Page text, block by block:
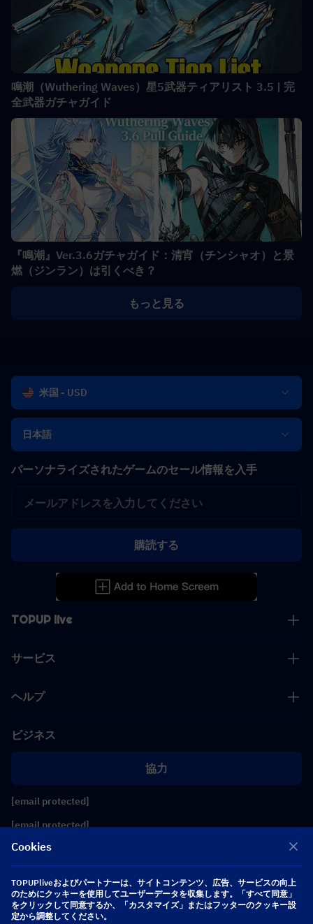
鳴潮（Wuthering Waves）星5武器ティアリスト 3.5 | 完
全武器ガチャガイド
『鳴潮』Ver.3.6ガチャガイド：清宵（チンシャオ）と景
燃（ジンラン）は引くべき？
もっと見る
米国 - USD
日本語
TOPUP live
サービス
ヘルプ
ビジネス
協力
[email protected]
[email protected]
パーソナライズされたゲームのセール情報を入手
購読する
フォローする
Copyright 2026 SEA WHALE TECHNOLOGY PTE.LTD. All Rights Reserved.
Cookies
TOPUPliveおよびパートナーは、サイトコンテンツ、広告、サービスの向上
のためにクッキーを使用してユーザーデータを収集します。「すべて同意」
をクリックして同意するか、「カスタマイズ」またはフッターのクッキー設
定から調整してください。